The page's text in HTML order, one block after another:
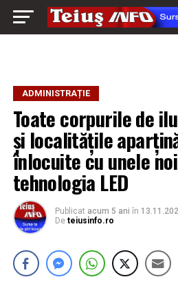
ADMINISTRAȚIE
Toate corpurile de
și localitățile
înlocuite cu unele
tehnologia LED
Publicat acum 5 ani în
De teiusinfo.ro